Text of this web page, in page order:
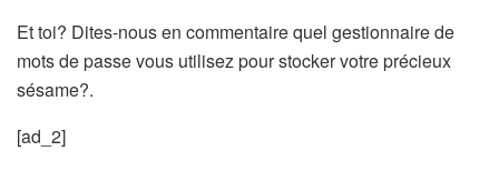
Et toi? Dites-nous en commentaire quel gestionnaire de
mots de passe vous utilisez pour stocker votre précieux
sésame?.
[ad_2]